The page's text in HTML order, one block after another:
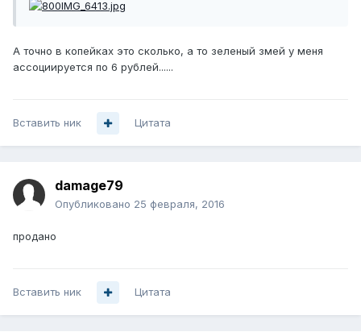
А точно в копейках это сколько, а то зеленый змей у меня
ассоциируется по 6 рублей......
Вставить ник Цитата
damage79
Опубликовано 25 февраля, 2016
продано
Вставить ник Цитата